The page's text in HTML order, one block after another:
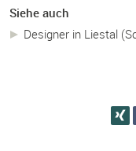
Siehe auch
Designer in Liestal